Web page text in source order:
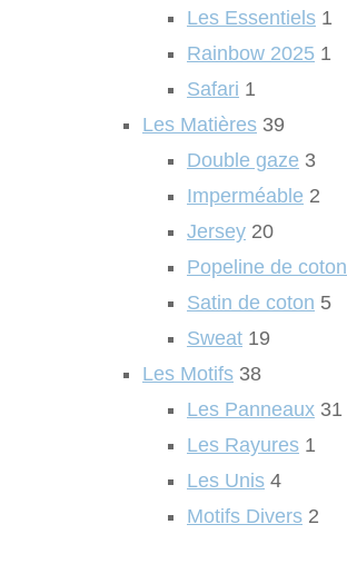
Les Essentiels 1
Rainbow 2025 1
Safari 1
Les Matières 39
Double gaze 3
Imperméable 2
Jersey 20
Popeline de coton
Satin de coton 5
Sweat 19
Les Motifs 38
Les Panneaux 31
Les Rayures 1
Les Unis 4
Motifs Divers 2